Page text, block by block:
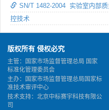
SN/T 1482-2004 实验室内部
控技术
版权所有 侵权必究
主管：国家市场监督管理总局 国家
标准化管理委员会
主办：国家市场监督管理总局国家标
准技术审评中心
技术支持：北京中标赛宇科技有限公
司